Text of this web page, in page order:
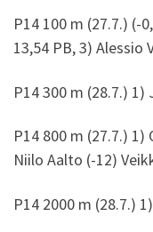
P14 100 m (27.7.) (-
13,54 PB, 3) Alessio
P14 300 m (28.7.) 1)
P14 800 m (27.7.)
Niilo Aalto (-12)
P14 2000 m (28.7.)